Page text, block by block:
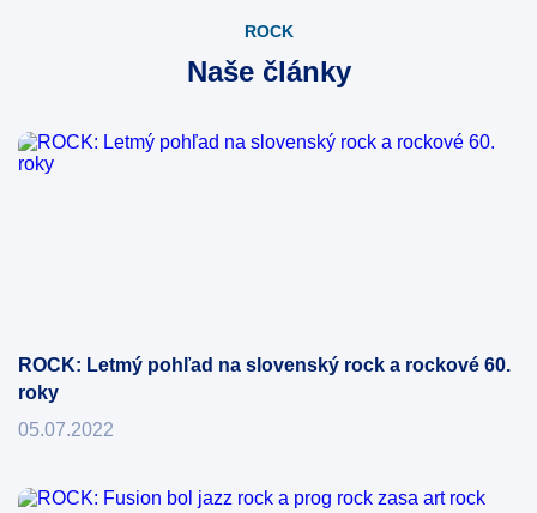
ROCK
Naše články
ROCK: Letmý pohľad na slovenský rock a rockové 60.
roky
05.07.2022